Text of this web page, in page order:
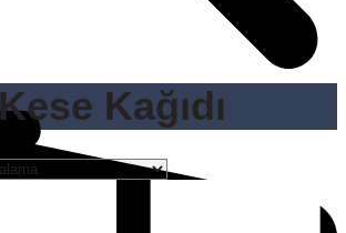
Kağıdı